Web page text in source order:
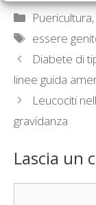
Categorie
Tag
essere
Diabete di
linee guida
Leucociti
gravidanza
Lascia un